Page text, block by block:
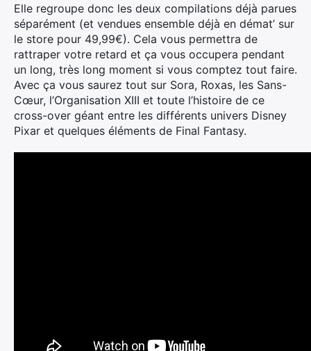
Elle regroupe donc les deux compilations déjà parues
séparément (et vendues ensemble déjà en démat’ sur
le store pour 49,99€). Cela vous permettra de
rattraper votre retard et ça vous occupera pendant
un long, très long moment si vous comptez tout faire.
Avec ça vous saurez tout sur Sora, Roxas, les Sans-
Cœur, l’Organisation XIII et toute l’histoire de ce
cross-over géant entre les différents univers Disney
Pixar et quelques éléments de Final Fantasy.